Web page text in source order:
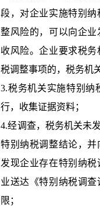
段，对企业实施特别纳
整风险的，可以向企
收风险。企业要求税
税调整事项的，税务机
3.税务机关实施特别纳
行，收集证据资料；
4.经调查，税务机关未
特别纳税调整结论，并
发现企业存在特别纳
业送达《特别纳税调
限；